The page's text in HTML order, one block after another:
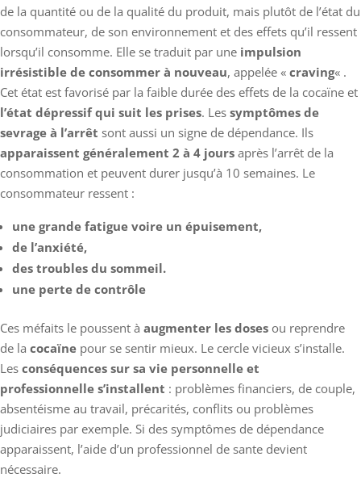
de la quantité ou de la qualité du produit, mais plutôt de l’état du
consommateur, de son environnement et des effets qu’il ressent
lorsqu’il consomme. Elle se traduit par une impulsion
irrésistible de consommer à nouveau, appelée « craving« .
Cet état est favorisé par la faible durée des effets de la cocaïne et
l’état dépressif qui suit les prises. Les symptômes de
sevrage à l’arrêt sont aussi un signe de dépendance. Ils
apparaissent généralement 2 à 4 jours après l’arrêt de la
consommation et peuvent durer jusqu’à 10 semaines. Le
consommateur ressent :
une grande fatigue voire un épuisement,
de l’anxiété,
des troubles du sommeil.
une perte de contrôle
Ces méfaits le poussent à augmenter les doses ou reprendre
de la cocaïne pour se sentir mieux. Le cercle vicieux s’installe.
Les conséquences sur sa vie personnelle et
professionnelle s’installent : problèmes financiers, de couple,
absentéisme au travail, précarités, conflits ou problèmes
judiciaires par exemple. Si des symptômes de dépendance
apparaissent, l’aide d’un professionnel de sante devient
nécessaire.